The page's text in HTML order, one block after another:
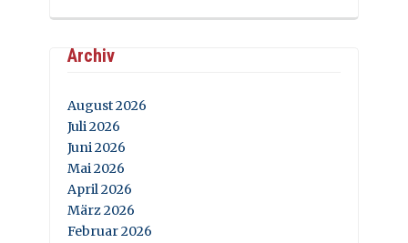
Archiv
August 2026
Juli 2026
Juni 2026
Mai 2026
April 2026
März 2026
Februar 2026